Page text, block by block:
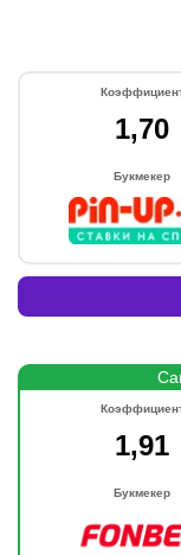
1,70
Букмекер
1,91
Букмекер